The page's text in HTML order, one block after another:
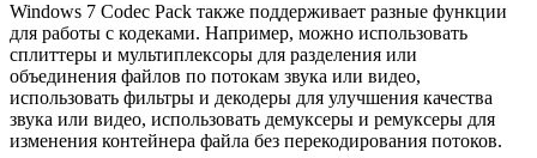
Windows 7 Codec Pack также поддерживает разные функции
для работы с кодеками. Например, можно использовать
сплиттеры и мультиплексоры для разделения или
объединения файлов по потокам звука или видео,
использовать фильтры и декодеры для улучшения качества
звука или видео, использовать демуксеры и ремуксеры для
изменения контейнера файла без перекодирования потоков.